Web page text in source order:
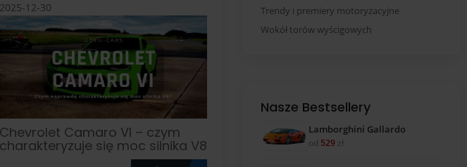
2025-12-30
Chevrolet Camaro VI – czym
charakteryzuje się moc silnika V8
Trendy i premiery motoryzacyjne
Wokół torów wyścigowych
Nasze Bestsellery
Lamborghini Gallardo
od 529 zł